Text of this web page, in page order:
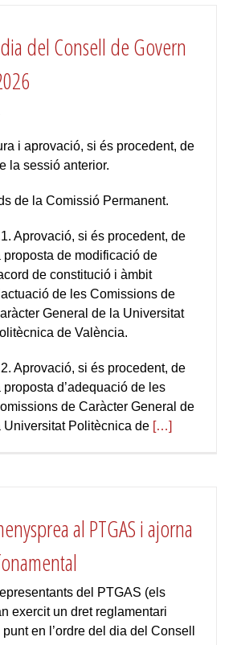
del Consell de Govern
i aprovació, si és procedent, de
la sessió anterior.
de la Comissió Permanent.
Aprovació, si és procedent, de
proposta de modificació de
de constitució i àmbit
de les Comissions de
General de la Universitat
de València.
Aprovació, si és procedent, de
proposta d’adequació de les
de Caràcter General de
Universitat Politècnica de […]
al PTGAS i ajorna
del PTGAS (els
exercit un dret reglamentari
en l’ordre del dia del Consell